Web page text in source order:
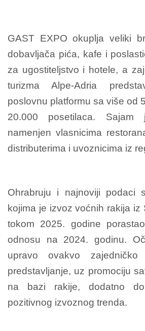
GAST EXPO okuplja veliki
dobavljača pića, kafe i
za ugostiteljstvo i hotele, a
turizma Alpe-Adria
poslovnu platformu sa više od
20.000 posetilaca. Sajam
namenjen vlasnicima
distributerima i uvoznicima iz
Ohrabruju i najnoviji podaci
kojima je izvoz voćnih rakija iz
tokom 2025. godine
odnosu na 2024. godinu.
upravo ovakvo zajedničko
predstavljanje, uz promociju
na bazi rakije, dodatno
pozitivnog izvoznog trenda.